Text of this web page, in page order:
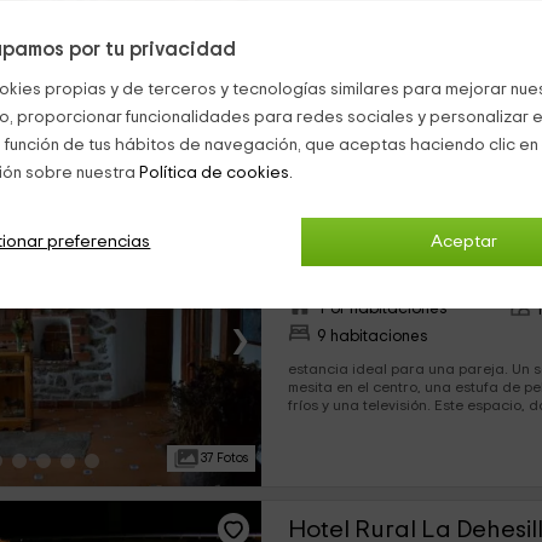
por tu privacidad
propias y de terceros y tecnologías similares para mejorar
proporcionar funcionalidades para redes sociales y personalizar
de tus hábitos de navegación, que aceptas haciendo clic
sobre nuestra Política de cookies.
Aceptar
preferencias
›
24 Fotos
junto a la cama, hay una bañera de
›
37 Fotos
El Refugio de Gredos
Navarredonda De Gredos, Ávila
Por habitaciones
9 habitaciones
estancia ideal para una pareja. Un salón-comedor con una
mesita en el centro, una estufa de
fríos y una televisión. Este espacio,
Hotel Rural La